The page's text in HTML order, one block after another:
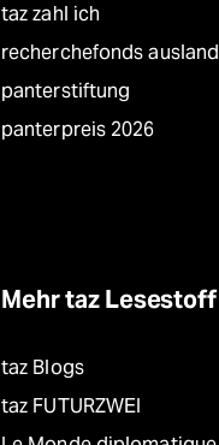
taz zahl ich
recherchefonds ausland
panterstiftung
panterpreis 2026
Mehr taz Lesestoff
taz Blogs
taz FUTURZWEI